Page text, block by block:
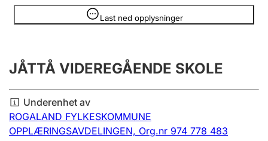
Registrere, endre, slette
Årsregnskap
Innsending og forsinkelsesgebyr
Last ned opplysninger
Opplysninger er skjult
JÅTTÅ VIDEREGÅENDE SKOLE
Underenhet av
ROGALAND FYLKESKOMMUNE
OPPLÆRINGSAVDELINGEN, Org.nr 974 778 483